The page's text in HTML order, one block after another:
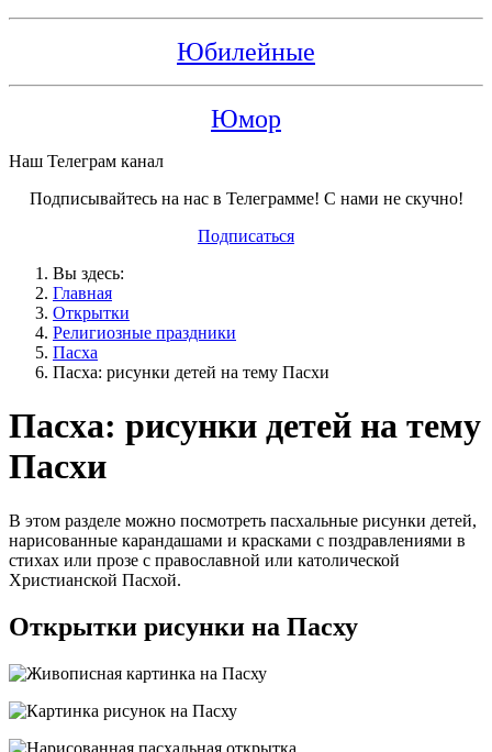
Юбилейные
Юмор
Наш Телеграм канал
Подписывайтесь на нас в Телеграмме! С нами не скучно!
Подписаться
Вы здесь:
Главная
Открытки
Религиозные праздники
Пасха
Пасха: рисунки детей на тему Пасхи
Пасха: рисунки детей на тему
Пасхи
В этом разделе можно посмотреть пасхальные рисунки детей,
нарисованные карандашами и красками с поздравлениями в
стихах или прозе с православной или католической
Христианской Пасхой.
Открытки рисунки на Пасху